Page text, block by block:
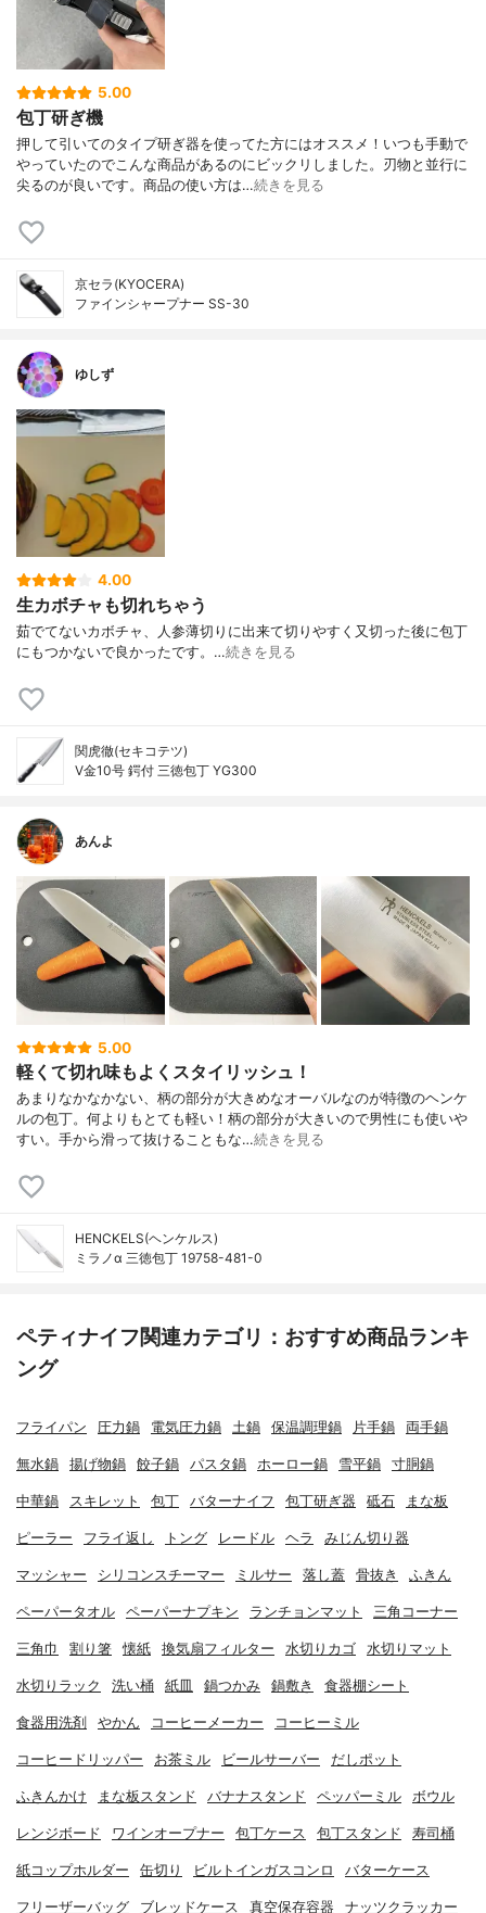
5.00
包丁研ぎ機
押して引いてのタイプ研ぎ器を使ってた方にはオススメ！いつも手動で
やっていたのでこんな商品があるのにビックリしました。刃物と並行に
尖るのが良いです。商品の使い方は…続きを見る
京セラ(KYOCERA)
ファインシャープナー SS-30
ゆしず
4.00
生カボチャも切れちゃう
茹でてないカボチャ、人参薄切りに出来て切りやすく又切った後に包丁
にもつかないで良かったです。…続きを見る
関虎徹(セキコテツ)
V金10号 鍔付 三徳包丁 YG300
あんよ
5.00
軽くて切れ味もよくスタイリッシュ！
あまりなかなかない、柄の部分が大きめなオーバルなのが特徴のヘンケ
ルの包丁。何よりもとても軽い！柄の部分が大きいので男性にも使いや
すい。手から滑って抜けることもな…続きを見る
HENCKELS(ヘンケルス)
ミラノα 三徳包丁 19758-481-0
ペティナイフ関連カテゴリ：おすすめ商品ランキ
ング
フライパン 圧力鍋 電気圧力鍋 土鍋 保温調理鍋 片手鍋 両手鍋
無水鍋 揚げ物鍋 餃子鍋 パスタ鍋 ホーロー鍋 雪平鍋 寸胴鍋
中華鍋 スキレット 包丁 バターナイフ 包丁研ぎ器 砥石 まな板
ピーラー フライ返し トング レードル ヘラ みじん切り器
マッシャー シリコンスチーマー ミルサー 落し蓋 骨抜き ふきん
ペーパータオル ペーパーナプキン ランチョンマット 三角コーナー
三角巾 割り箸 懐紙 換気扇フィルター 水切りカゴ 水切りマット
水切りラック 洗い桶 紙皿 鍋つかみ 鍋敷き 食器棚シート
食器用洗剤 やかん コーヒーメーカー コーヒーミル
コーヒードリッパー お茶ミル ビールサーバー だしポット
ふきんかけ まな板スタンド バナナスタンド ペッパーミル ボウル
レンジボード ワインオープナー 包丁ケース 包丁スタンド 寿司桶
紙コップホルダー 缶切り ビルトインガスコンロ バターケース
フリーザーバッグ ブレッドケース 真空保存容器 ナッツクラッカー